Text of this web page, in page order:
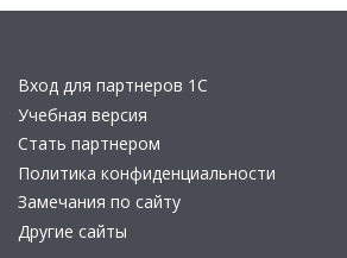
Вход для партнеров 1С
Учебная версия
Стать партнером
Политика конфиденциальности
Замечания по сайту
Другие сайты